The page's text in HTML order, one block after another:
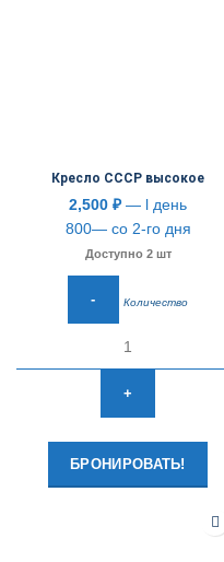
Кресло СССР высокое
2,500 ₽— l день
800— со 2-го дня
Доступно 2 шт
Количество
БРОНИРОВАТЬ!